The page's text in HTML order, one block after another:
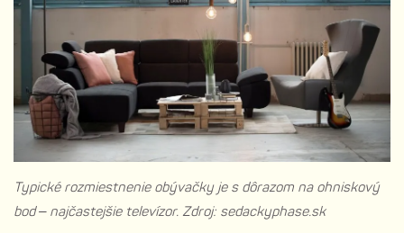
Typické rozmiestnenie obývačky je s dôrazom na ohniskový
bod – najčastejšie televízor. Zdroj: sedackyphase.sk